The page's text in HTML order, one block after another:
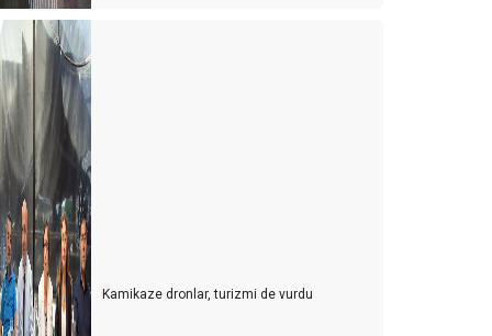
Yeni tesisler yönetmeliği
Ah şu biz çılgın Türkler!
Seçim paradoksu ve karar verme zorluğu
Vanilyalı dondurma ve Pontıac
de havlunuzu evinizden getirenlerden misiniz?
Antalya’ya gelsin mi?
Maldivleri Salda gölü
gıda ve POYD
Kamikaze dronlar, turizmi de vurdu